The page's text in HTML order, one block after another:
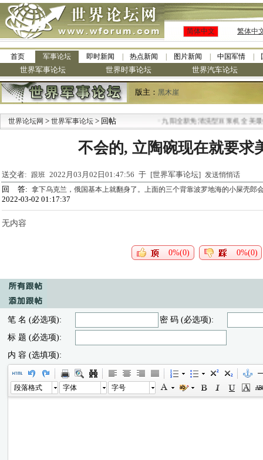
简体中文 繁体中
首页 军事论坛 即时新闻 热点新闻 图片新闻 中国军情
世界军事论坛 世界时事论坛 世界汽车论坛
版主： 黑木崖
世界论坛网 > 世界军事论坛 > 回帖 九阳全新免清洗型豆浆机 全美最低
不会的, 立陶碗现在就要求
送交者: 跟班 2022月03月02日01:47:56 于 [世界军事论坛] 发送悄悄话
回 答: 拿下乌克兰，俄国基本上就翻身了。上面的三个背靠波罗地海的小屎壳郎
2022-03-02 01:17:37
无内容
0%(0) 0%(0)
笔 名 (必选项):
密 码 (必选项):
标 题 (必选项):
内 容 (选填项):
段落格式 字体 字号